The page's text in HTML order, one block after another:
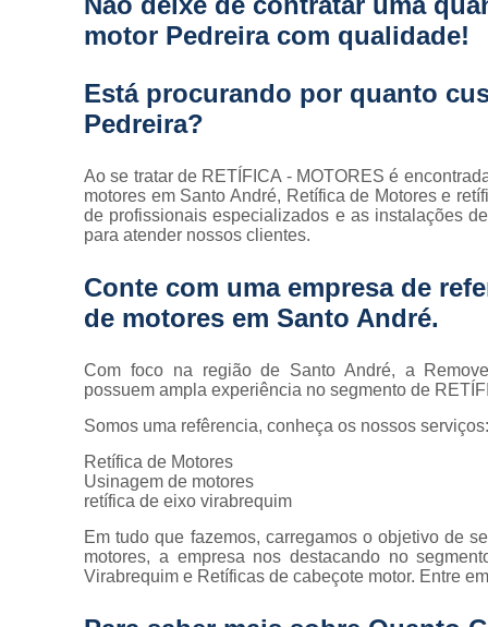
motor Pedreira com qualidade!
Está procurando por quanto
Pedreira?
Ao se tratar de RETÍFICA - MOTORES é
motores em Santo André, Retífica de Motores e
de profissionais especializados e as instalações
para atender nossos clientes.
Conte com uma empresa de
de motores em Santo André.
Com foco na região de Santo André, a
possuem ampla experiência no segmento de
Somos uma refêrencia, conheça os nossos serviços:
Retífica de Motores
Usinagem de motores
retífica de eixo virabrequim
Em tudo que fazemos, carregamos o objetivo de
motores, a empresa nos destacando no
Virabrequim e Retíficas de cabeçote motor. Entre